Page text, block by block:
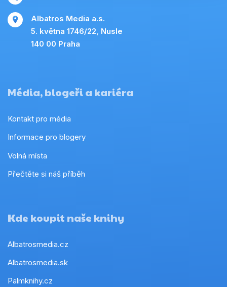
Albatros Media a.s.
5. května 1746/22, Nusle
140 00 Praha
Média, blogeři a kariéra
Kontakt pro média
Informace pro blogery
Volná místa
Přečtěte si náš příběh
Kde koupit naše knihy
Albatrosmedia.cz
Albatrosmedia.sk
Palmknihy.cz